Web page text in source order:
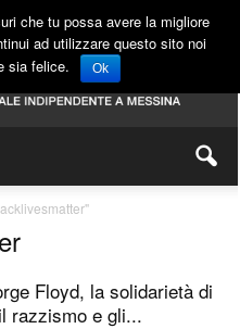
Floyd, la solidarietà di
razzismo e gli...
che tu possa avere la migliore
ad utilizzare questo sito noi
sia felice.
Ok